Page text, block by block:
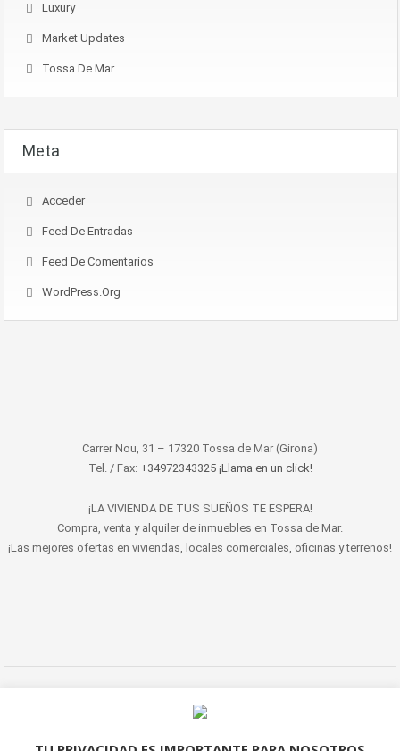
Luxury
Market Updates
Tossa De Mar
Meta
Acceder
Feed De Entradas
Feed De Comentarios
WordPress.org
Carrer Nou, 31 – 17320 Tossa de Mar (Girona)
Tel. / Fax: +34972343325 ¡Llama en un click!
¡LA VIVIENDA DE TUS SUEÑOS TE ESPERA!
Compra, venta y alquiler de inmuebles en Tossa de Mar.
¡Las mejores ofertas en viviendas, locales comerciales, oficinas y terrenos!